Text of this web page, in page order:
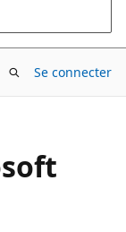
Se connecter